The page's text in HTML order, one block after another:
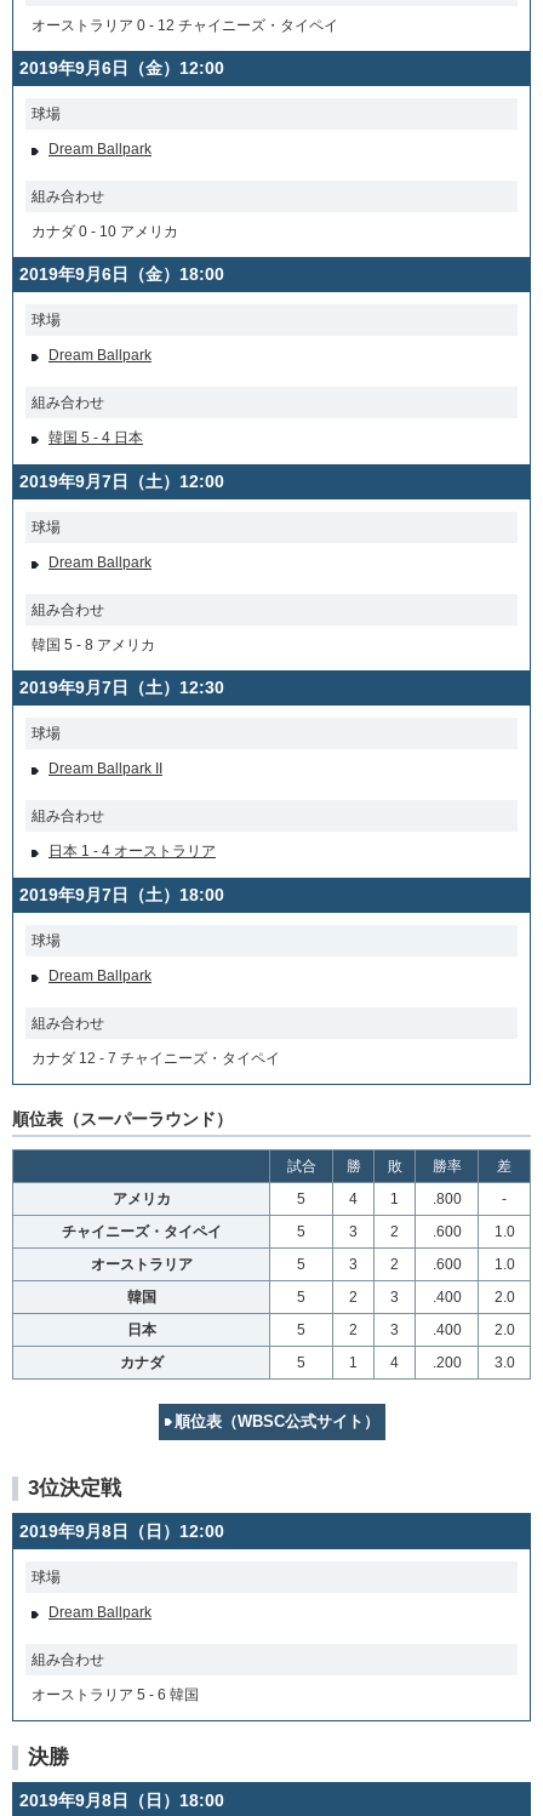
オーストラリア 0 - 12 チャイニーズ・タイペイ
2019年9月6日（金）12:00
球場
Dream Ballpark
組み合わせ
カナダ 0 - 10 アメリカ
2019年9月6日（金）18:00
球場
Dream Ballpark
組み合わせ
韓国 5 - 4 日本
2019年9月7日（土）12:00
球場
Dream Ballpark
組み合わせ
韓国 5 - 8 アメリカ
2019年9月7日（土）12:30
球場
Dream Ballpark II
組み合わせ
日本 1 - 4 オーストラリア
2019年9月7日（土）18:00
球場
Dream Ballpark
組み合わせ
カナダ 12 - 7 チャイニーズ・タイペイ
順位表（スーパーラウンド）
試合 勝 敗 勝率
差
アメリカ
5 4 1 .800
-
チャイニーズ・タイペイ
5 3 2 .600
1.0
オーストラリア
5 3 2 .600
1.0
韓国
5 2 3 .400
2.0
日本
5 2 3 .400
2.0
カナダ
5 1 4 .200 3.0
順位表（WBSC公式サイト）
3位決定戦
2019年9月8日（日）12:00
球場
Dream Ballpark
組み合わせ
オーストラリア 5 - 6 韓国
決勝
2019年9月8日（日）18:00